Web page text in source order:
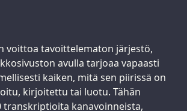
voittoa tavoittelematon järjestö,
avulla tarjoaa vapaasti
kaiken, mitä sen piirissä on
kirjoitettu tai luotu. Tähän
transkriptioita kanavoinneista,